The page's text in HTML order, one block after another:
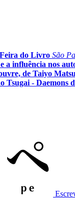
do Livro São
a influência nos
de Taiyo
Tsugai - Daemons